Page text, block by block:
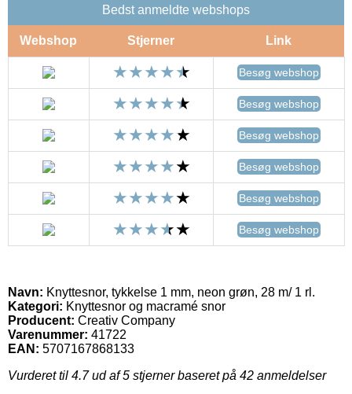
Bedst anmeldte webshops
Webshop Stjerner Link
Besøg webshop
Besøg webshop
Besøg webshop
Besøg webshop
Besøg webshop
Besøg webshop
Navn: Knyttesnor, tykkelse 1 mm, neon grøn, 28 m/ 1 rl.
Kategori: Knyttesnor og macramé snor
Producent: Creativ Company
Varenummer: 41722
EAN: 5707167868133
Vurderet til 4.7ud af 5 stjerner baseret på 42 anmeldelser